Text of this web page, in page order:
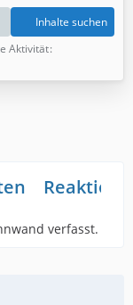
Inhalte suchen
Aktivität
verfasst.